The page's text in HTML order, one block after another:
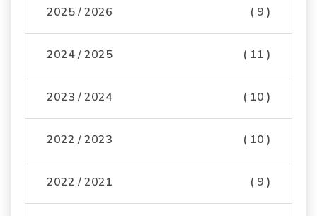
2025 / 2026 ( 9 )
2024 / 2025 ( 11 )
2023 / 2024 ( 10 )
2022 / 2023 ( 10 )
2022 / 2021 ( 9 )